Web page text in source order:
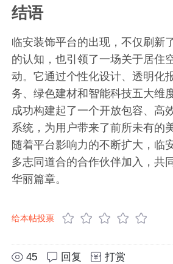
结语
临安装饰平台的出现，不仅刷新
的认知，也引领了一场关于居住
动。它通过个性化设计、透明化
务、绿色建材和智能科技五大维
成功构建起了一个开放包容、高
系统，为用户带来了前所未有的
随着平台影响力的不断扩大，临
多志同道合的合作伙伴加入，共
华丽篇章。
给本帖投票
45 回复 打赏